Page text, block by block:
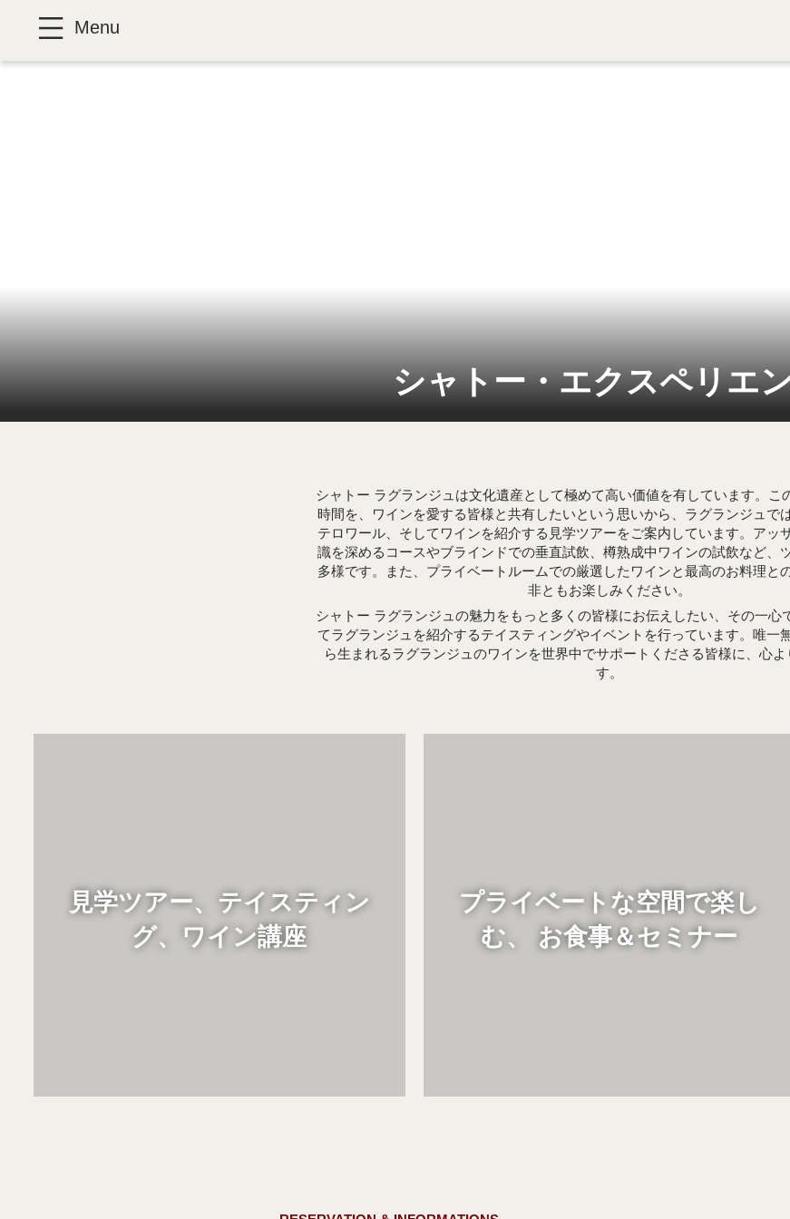
Menu
シャトー・エクスペリエ
シャトー ラグランジュは文化遺産として極めて高い価値を有しています。こ
時間を、ワインを愛する皆様と共有したいという思いから、ラグランジュで
テロワール、そしてワインを紹介する見学ツアーをご案内しています。アッ
識を深めるコースやブラインドでの垂直試飲、樽熟成中ワインの試飲など、
多様です。また、プライベートルームでの厳選したワインと最高のお料理と
非ともお楽しみください。
シャトー ラグランジュの魅力をもっと多くの皆様にお伝えしたい、その一心
てラグランジュを紹介するテイスティングやイベントを行っています。唯一
ら生まれるラグランジュのワインを世界中でサポートくださる皆様に、心よ
す。
見学ツアー、テイスティン
グ、ワイン講座
Discover
プライベートな空間で楽し
む、 お食事＆セミナー
Discover